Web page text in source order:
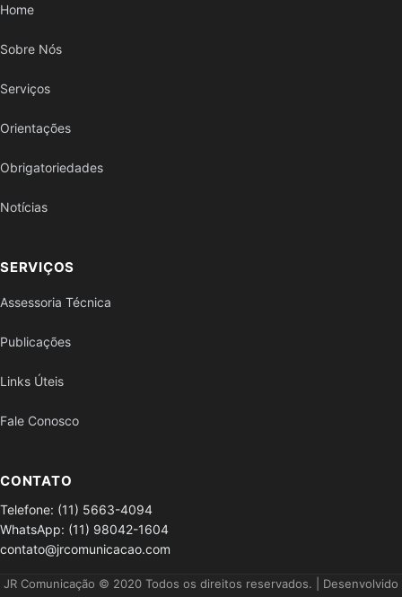
Home
Sobre Nós
Serviços
Orientações
Obrigatoriedades
Notícias
SERVIÇOS
Assessoria Técnica
Publicações
Links Úteis
Fale Conosco
CONTATO
Telefone: (11) 5663-4094
WhatsApp: (11) 98042-1604
contato@jrcomunicacao.com
JR Comunicação © 2020 Todos os direitos reservados. | Desenvolvido